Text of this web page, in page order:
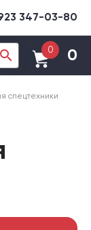
347-03-80
0 0
спецтехники